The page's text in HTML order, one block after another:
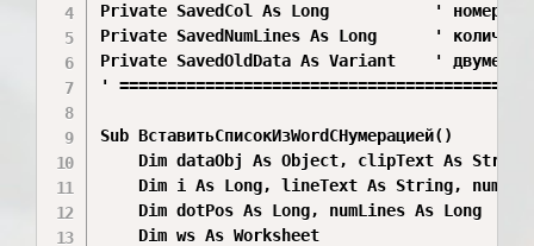
Private SavedCol As Long           ' номер
Private SavedNumLines As Long      '
Private SavedOldData As Variant    '
'
Sub ВставитьСписокИзWordСНумерацией()
Dim dataObj As Object, clipText As
Dim i As Long, lineText As String,
    Dim dotPos As Long, numLines As Long
    Dim ws As Worksheet